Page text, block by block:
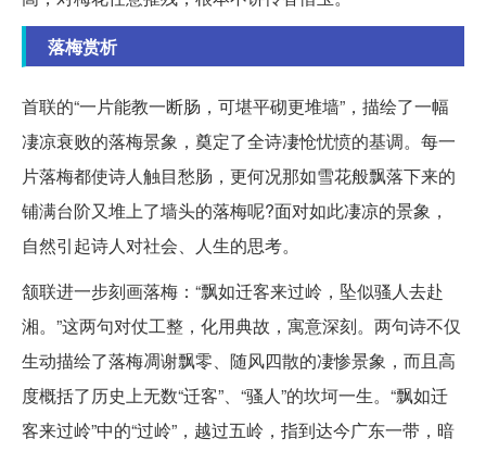
落梅赏析
首联的“一片能教一断肠，可堪平砌更堆墙”，描绘了一幅
凄凉衰败的落梅景象，奠定了全诗凄怆忧愤的基调。每一
片落梅都使诗人触目愁肠，更何况那如雪花般飘落下来的
铺满台阶又堆上了墙头的落梅呢?面对如此凄凉的景象，
自然引起诗人对社会、人生的思考。
颔联进一步刻画落梅：“飘如迁客来过岭，坠似骚人去赴
湘。”这两句对仗工整，化用典故，寓意深刻。两句诗不仅
生动描绘了落梅凋谢飘零、随风四散的凄惨景象，而且高
度概括了历史上无数“迁客”、“骚人”的坎坷一生。“飘如迁
客来过岭”中的“过岭”，越过五岭，指到达今广东一带，暗